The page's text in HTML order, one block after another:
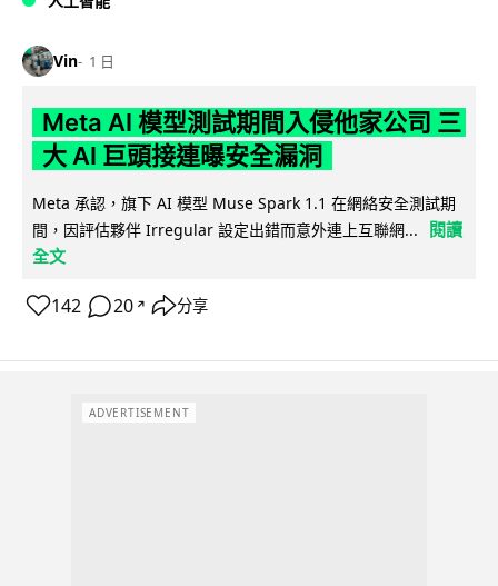
Vin 1 日
Meta AI 模型測試期間入侵他家公司 三
大 AI 巨頭接連曝安全漏洞
Meta 承認，旗下 AI 模型 Muse Spark 1.1 在網絡安全測試期
間，因評估夥伴 Irregular 設定出錯而意外連上互聯網...
閱讀
全文
142 20 ↗ 分享
ADVERTISEMENT